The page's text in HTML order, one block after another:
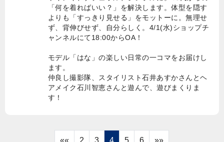
「何を着ればいい？」を解決します。体型を隠す
よりも「すっきり見せる」をモットーに。無理せ
ず、背伸びせず、自分らしく。4/1(水)ショップチ
ャンネルにて18:00からOA！
モデル「はな」の楽しい日常の一コマをお届けし
ます。
仲良し撮影隊、スタイリスト石井あすかさんとヘ
アメイク石川智恵さんと遊んで、遊びまくりま
す！
«« 2 3 4 5 6 »»